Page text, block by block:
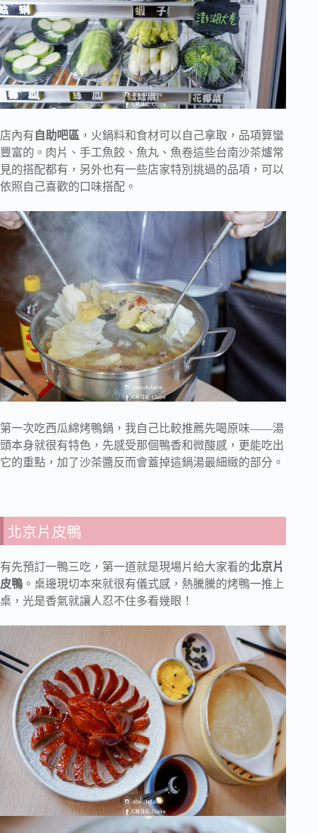
店內有 自助吧區 ，火鍋料和食材可以自己拿取，品項算蠻
豐富的。肉片、手工魚餃、魚丸、魚卷這些台南沙茶爐常
見的搭配都有，另外也有一些店家特別挑過的品項，可以
依照自己喜歡的口味搭配。
第一次吃西瓜綿烤鴨鍋，我自己比較推薦先喝原味——湯
頭本身就很有特色，先感受那個鴨香和微酸感，更能吃出
它的重點，加了沙茶醬反而會蓋掉這鍋湯最細緻的部分。
北京片皮鴨
有先預訂一鴨三吃，第一道就是現場片給大家看的北京片
皮鴨 。桌邊現切本來就很有儀式感，熱騰騰的烤鴨一推上
桌，光是香氣就讓人忍不住多看幾眼！